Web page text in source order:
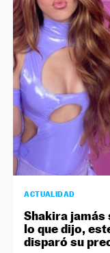
NEWSLETTER
SÍGUENOS
ACTUALIDAD
Shakira jamás
lo que dijo,
disparó su